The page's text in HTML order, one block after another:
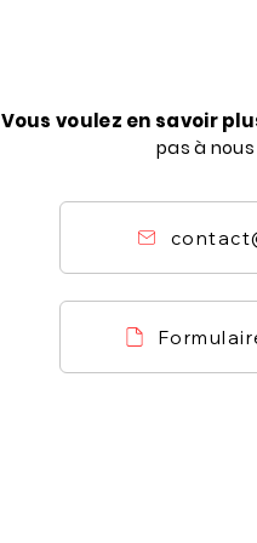
Vous voulez en savoir
pas à